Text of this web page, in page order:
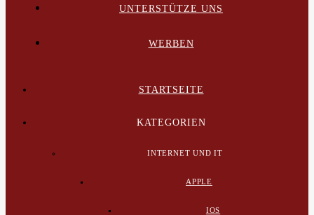
UNTERSTÜTZE UNS
WERBEN
STARTSEITE
KATEGORIEN
INTERNET UND IT
APPLE
IOS